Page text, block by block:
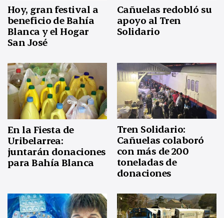
Hoy, gran festival a
beneficio de Bahía
Blanca y el Hogar
San José
Cañuelas redobló su
apoyo al Tren
Solidario
En la Fiesta de
Uribelarrea:
juntarán donaciones
para Bahía Blanca
Tren Solidario:
Cañuelas colaboró
con más de 200
toneladas de
donaciones